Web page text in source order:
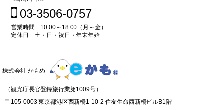
03-3506-0757
営業時間 10:00～18:00（月～金）
定休日 土・日・祝日・年末年始
株式会社 かもめ
（観光庁長官登録旅行業第1009号）
〒105-0003 東京都港区西新橋1-10-2 住友生命西新橋ビルB1階